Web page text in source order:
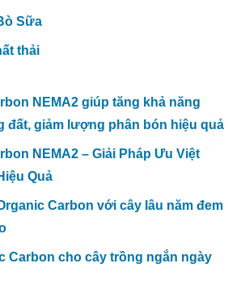
Sữa
thải
NEMA2 giúp tăng khả năng
đất, giảm lượng phân bón hiệu quả
NEMA2 – Giải Pháp Ưu Việt
Quả
Carbon với cây lâu năm đem
Carbon cho cây trồng ngắn ngày